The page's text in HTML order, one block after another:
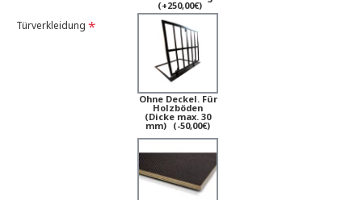
(+250,00€)
Türverkleidung
Ohne Deckel. Für
Holzböden
(Dicke max. 30
mm) (-50,00€)